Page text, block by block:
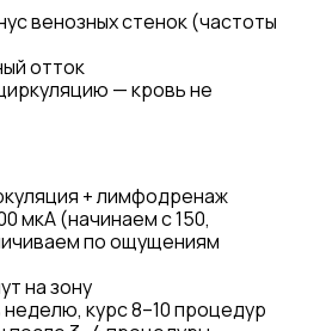
венозных стенок (частоты
отток
— кровь не
+ лимфодренаж
мкА (начинаем с 150,
по ощущениям
на зону
неделю, курс 8–10 процедур